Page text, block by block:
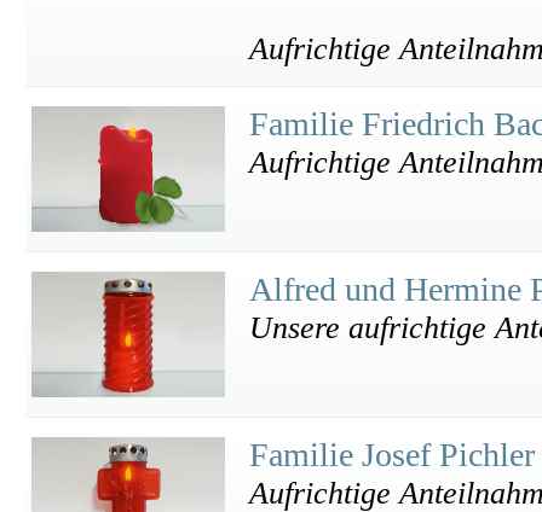
Aufrichtige
Familie Friedrich
Aufrichtige
Alfred und Hermine
Unsere aufrichtige
Familie Josef Pichler
Aufrichtige